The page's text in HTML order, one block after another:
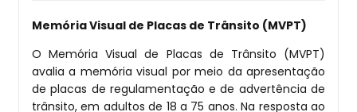
Memória Visual de Placas de Trânsito (MVPT)
O Memória Visual de Placas de Trânsito (MVPT)
avalia a memória visual por meio da apresentação
de placas de regulamentação e de advertência de
trânsito, em adultos de 18 a 75 anos. Na resposta ao